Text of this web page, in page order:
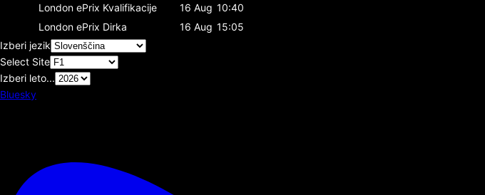
London ePrix Kvalifikacije 16 Aug 10:40
London ePrix Dirka 16 Aug 15:05
Izberi jezik
Select Site
Izberi leto...
Bluesky